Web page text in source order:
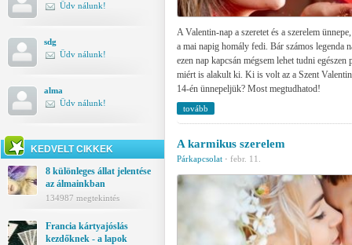
Üdv nálunk!
sdg
Üdv nálunk!
alma
Üdv nálunk!
KEDVELT CIKKEK
8 különleges állat jelentése
az álmainkban
134987 megtekintés
Francia kártyajóslás
kezdőknek - a lapok
A Valentin-nap a szeretet és a szerelem
a mai napig homály fedi. Bár számos legenda
ezen nap kapcsán mégsem lehet tudni egészen
miért is alakult ki. Ki is volt az a Szent
14-én ünnepeljük? Most megtudhatod!
tovább
A karmikus szerelem
Párkapcsolat · febr. 11.